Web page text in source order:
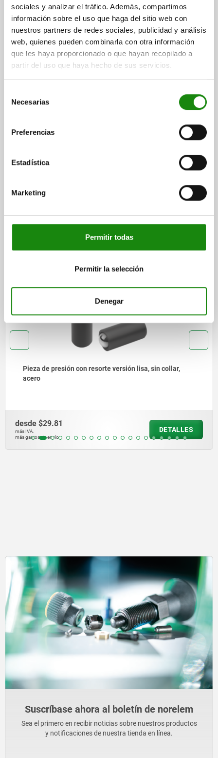
sociales y analizar el tráfico. Además, compartimos
información sobre el uso que haga del sitio web con
nuestros partners de redes sociales, publicidad y análisis
web, quienes pueden combinarla con otra información
que les haya proporcionado o que hayan recopilado a
partir del uso que haya hecho de sus servicios.
Necesarias
Preferencias
Estadística
Marketing
Permitir todas
Permitir la selección
Denegar
PLACA DE RETENCIÓN PARA CIERRE ACODADO, CON
ABRAZADERA, FORMA:D, ACERO INOXIDABLE 1.4301
ACABADO NATURAL
MATERIAL DEL CUERPO DE BASE=ACERO INOXIDABLE FORMA=D
05531-94450602
más IVA.
DETALLES
Otros clientes también
compraron
NUEVO
03071-90
Pieza de presión con resorte versión lisa, sin collar,
acero
desde $29.81
más IVA.
más gastos de envío
DETALLES
Suscríbase ahora al boletín de norelem
Sea el primero en recibir noticias sobre nuestros productos
y notificaciones de nuestra tienda en línea.